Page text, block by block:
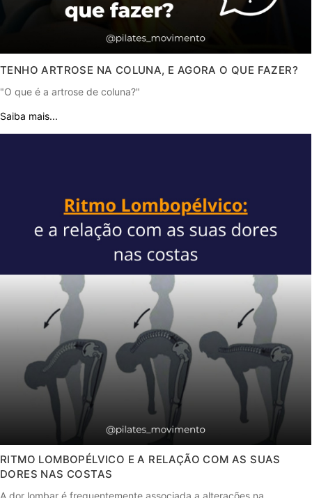
TENHO ARTROSE NA COLUNA, E AGORA O QUE FAZER?
"O que é a artrose de coluna?"
Saiba mais...
RITMO LOMBOPÉLVICO E A RELAÇÃO COM AS SUAS
DORES NAS COSTAS
A dor lombar é frequentemente associada a alterações na